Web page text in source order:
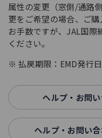
属性の変更（窓側/通路
更をご希望の場合、ご購
お手数ですが、JAL国際
ください。
払戻期限：EMD発行
ヘルプ・お問い
ヘルプ・お問い